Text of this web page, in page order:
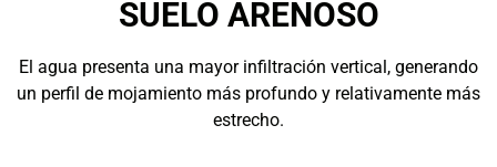
SUELO ARENOSO
El agua presenta una mayor infiltración vertical, generando
un perfil de mojamiento más profundo y relativamente más
estrecho.